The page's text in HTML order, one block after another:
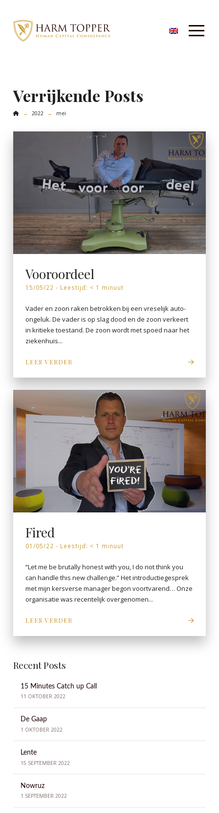
Verrijkende Posts
Home
→ 2022 → mei
Vooroordeel
15/05/22 - Leestijd: < 1 minuut
Vader en zoon raken betrokken bij een vreselijk auto-
ongeluk. De vader is op slag dood en de zoon verkeert
in kritieke toestand. De zoon wordt met spoed naar het
ziekenhuis...
LEES VERDER
Fired
01/05/22 - Leestijd: < 1 minuut
“Let me be brutally honest with you, I do not think you
can handle this new challenge.” Het introductiegesprek
met mijn kersverse manager begon voortvarend… Onze
organisatie was recentelijk overgenomen...
LEES VERDER
Recent Posts
15 Minutes Catch up Call
11 OKTOBER 2022
De Gaap
1 OKTOBER 2022
Lente
15 SEPTEMBER 2022
Nowruz
1 SEPTEMBER 2022